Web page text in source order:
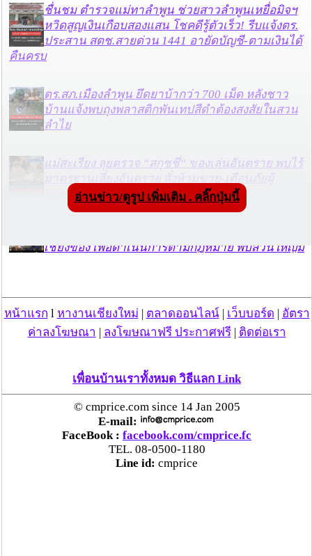
ชื่นชม ตำรวจแม่ทาลำพูน ช่วยสาวลำพูนเหยื่อมิจฯ
หวิดสูญเงินเกือบสองแสน โชคดีรู้ตัวเร็ว! รีบแจ้งตร.
ประสาน สตช.สายด่วน 1441 อายัดบัญชี-ตามเงินได้
คืนครบ
ตร.สภ.เมืองลำพูน ยึดยาบ้ากว่า 700 เม็ด หลังชาว
บ้านแจ้งพบถุงพลาสติกพันเทปสีดำต้องสงสัยในสวน
ลำไย
แม่สะเรียง ลุยตรวจ “สกุชชี่“ ของเล่นอันตราย พบไร้
มาตรฐานเสี่ยงอันตราย สั่งห้ามขาย-เตือนภัยผู้
ปกครองเฝ้าระวังบุตรหลาน
เชียงของ เพื่อดำเนินการตามกฎหมาย พบส่วนใหญ่มี
“ตรีนุช” เปิดตัวระบบ “e-WorkPermit” ลงทะเบียน
แรงงานต่างด้าวออนไลน์ ให้บริการ 24 ชั่วโมงทั่ว
ประเทศ เริ่ม 13 ต.ค. นี้
คพ. เผยผลตรวจคุณภาพน้ำแม่น้ำกก-แม่น้ำสาย-
แม่น้ำรวก-แม่น้ำโขง พื้นที่เชียงใหม่-เชียงราย ครั้งที่
8 “พบสารหนูสูงเกินค่ามาตรฐาน“
ไทยยังน่าลงทุน หลังพบต่างชาติเชื่อมั่นลงทุนครึ่งปี
แรก 1.1 แสนล้านบาท
อ่านข่าว/ดูรูป เพิ่มเติม . คลิ๊กปุ่มนี้
หน้าแรก l หางานเชียงใหม่ ตลาดออนไลน์| เว็บบอร์ด
อัตรา
ค่าลงโฆษณา
ลงโฆษณาฟรี ประกาศฟรี| ติดต่อเรา
เพื่อนบ้านเราทั้งหมด วิธีแลก Link
© cmprice.com since 14 Jan 2005
E-mail:
FaceBook : facebook.com/cmprice.fc
TEL. 08-0500-1180
Line id: cmprice